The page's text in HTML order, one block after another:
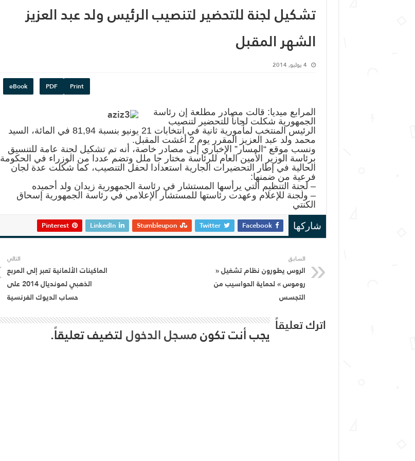
تشكيل لجنة للتحضير لتنصيب الرئيس ولد عبد العزيز
الشهر المقبل
4 يوليو, 2014
Print
PDF
eBook
المرابع ميديا: قالت مصادر مطلعة إن رئاسة
الجمهورية شكلت لجاناً للتحضير لتنصيب
الرئيس المنتخب لمأمورية ثانية في انتخابات 21 يونيو بنسبة 81,94 في المائة، السيد
محمد ولد عبد العزيز المقرر يوم 2 أغشت المقبل.
ونسب موقع “المسار” الإخباري إلى مصادر خاصة، أنه تم تشكيل لجنة عامة للتنسيق
برئاسة الوزير الأمين العام للرئاسة مختار جا ملل وتضم عددا من الوزراء في الحكومة
الحالية في إطار التحضيرات الجارية استعدادا لحفل التنصيب، كما شكلت عدة لجان
فرعية من ضمنها:
– لجنة التنظيم التي يرأسها المستشار في رئاسة الجمهورية زيدان ولد أحميده
– ولجنة للإعلام وعهدت رئاستها للمستشار الإعلامي في رئاسة الجمهورية إسحاق
الكنتي
شاركها Facebook
Twitter
Stumbleupon
LinkedIn
Pinterest
السابق
الروس يطورون نظام تشغيل «
روموس » لحماية الحواسيب من
التجسس
التالي
الماكينات الألمانية تعبر إلى المربع
الذهبي لمونديال 2014 على
حساب الديوك الفرنسية
اترك تعليقاً يجب أنت تكونمسجل الدخوللتضيف تعليقاً.